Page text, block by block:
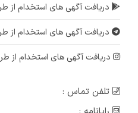
دریافت آگهی های استخدام از
دریافت آگهی های استخدام از
دریافت آگهی های استخدام از
تلفن تماس :